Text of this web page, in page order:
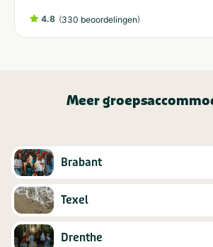
4.8 (330 beoordelingen)
Meer
Brabant
Texel
Drenthe